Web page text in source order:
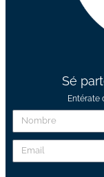
Sé
Entérate